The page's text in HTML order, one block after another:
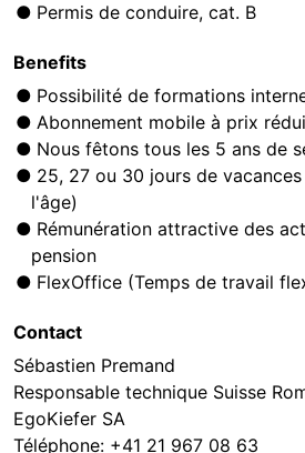
Permis de conduire, cat. B
Benefits
Possibilité de formations
Abonnement mobile à prix
Nous fêtons tous les 5 ans de
25, 27 ou 30 jours de
l'âge)
Rémunération attractive des
pension
FlexOffice (Temps de travail
Contact
Sébastien Premand
Responsable technique Suisse
EgoKiefer SA
Téléphone: +41 21 967 08 63